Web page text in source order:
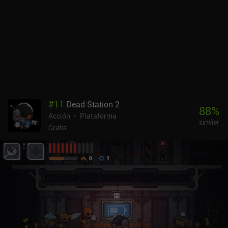
#11 Dead Station 2
Acción
Plataforma
Gratis
88%
similar